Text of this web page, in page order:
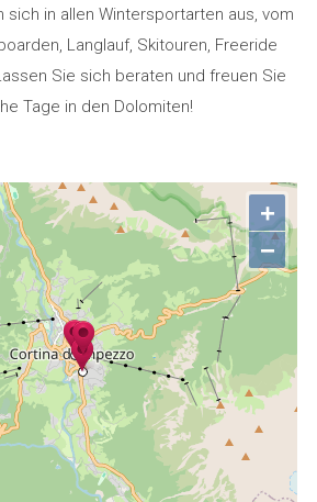
sich in allen Wintersportarten aus, vom
Langlauf, Skitouren, Freeride
Sie sich beraten und freuen Sie
Tage in den Dolomiten!
+
−